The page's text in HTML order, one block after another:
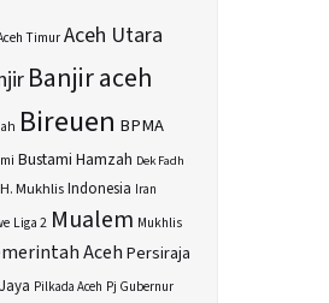
TimurAceh Utara
Banjir aceh
Bireuen BPMA
Bustami Hamzah Dek Fadh
H. MukhlisIndonesia Iran
Liga 2 Mualem Mukhlis
Aceh Persiraja
Pilkada Aceh Pj Gubernur